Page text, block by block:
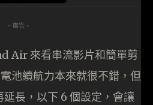
- 廣告 -
Air 來看串流影片和簡單剪
池續航力本來就很不錯，但
長，以下 6 個設定，會讓